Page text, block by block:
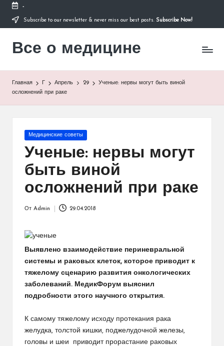
Перейти
содержимому
-
Subscribe to our newsletter & never miss our best posts. Subscribe Now!
Все о медицине
Лечитесь
Главная Г Апрель 29
Ученые: нервы могут быть виной
осложнений при раке
Опубликовано
Медицинские советы
Ученые: нервы могут
быть виной
осложнений при раке
От Admin 29.04.2018
Выявлено взаимодействие периневральной
системы и раковых клеток, которое приводит к
тяжелому сценарию развития онкологических
заболеваний. МедикФорум выяснил
подробности этого научного открытия.
К самому тяжелому исходу протекания рака
желудка, толстой кишки, поджелудочной железы,
головы и шеи приводит прорастание раковых